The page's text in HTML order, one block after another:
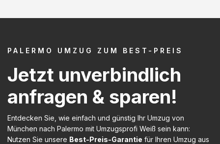
PALERMO UMZUG ZUM BEST-PREIS
Jetzt unverbindlich
anfragen & sparen!
Entdecken Sie, wie einfach und günstig Ihr Umzug von
München nach Palermo mit Umzugsprofi Weiß sein kann:
Nutzen Sie unsere Best-Preis-Garantie für Ihren Umzug aus